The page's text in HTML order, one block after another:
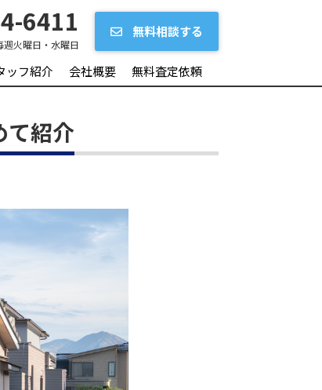
6411
週火曜日・水曜日
無料相談する
ッフ紹介 会社概要 無料査定依頼
て紹介